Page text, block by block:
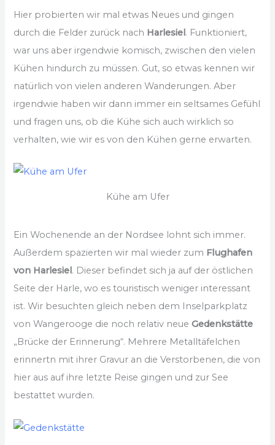
Hier probierten wir mal etwas Neues und gingen
durch die Felder zurück nach Harlesiel. Funktioniert,
war uns aber irgendwie komisch, zwischen den vielen
Kühen hindurch zu müssen. Gut, so etwas kennen wir
natürlich von vielen anderen Wanderungen. Aber
irgendwie haben wir dann immer ein seltsames Gefühl
und fragen uns, ob die Kühe sich auch wirklich so
verhalten, wie wir es von den Kühen gerne erwarten.
Kühe am Ufer
Ein Wochenende an der Nordsee lohnt sich immer.
Außerdem spazierten wir mal wieder zum Flughafen
von Harlesiel. Dieser befindet sich ja auf der östlichen
Seite der Harle, wo es touristisch weniger interessant
ist. Wir besuchten gleich neben dem Inselparkplatz
von Wangerooge die noch relativ neueGedenkstätte
„Brücke der Erinnerung“. Mehrere Metalltäfelchen
erinnertn mit ihrer Gravur an die Verstorbenen, die von
hier aus auf ihre letzte Reise gingen und zur See
bestattet wurden.